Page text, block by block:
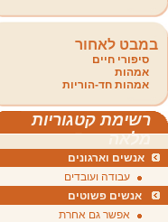
במבט לאחור
סיפורי חיים
אמהות
אמהות חד-הוריות
רשימת קטגוריות
מלאה
אנשים וארגונים
עבודה ועובדים
אנשים פשוטים
אפשר גם אחרת